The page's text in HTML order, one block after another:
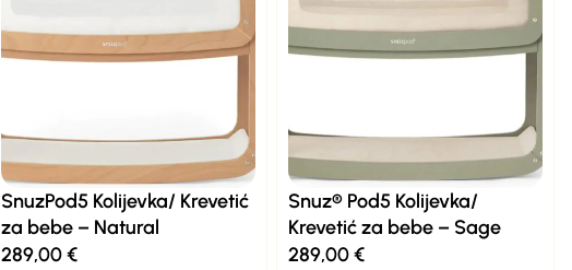
SnuzPod5 Kolijevka/ Krevetić
za bebe – Natural
289,00€
Snuz® Pod5 Kolijevka/
Krevetić za bebe – Sage
289,00€